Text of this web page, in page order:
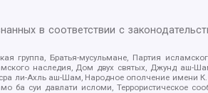
в соответствии с
Братья-мусульмане, Партия
наследия, Дом двух святых, Джунд
ли-Ахль аш-Шам, Народное ополчение имени
суи давлати исломи, Террористическое